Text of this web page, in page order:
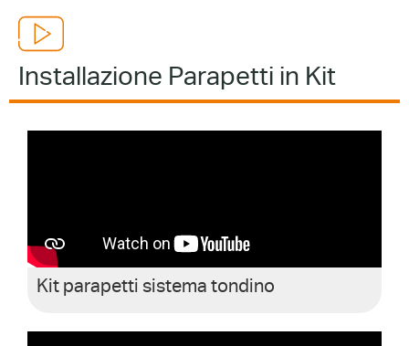
Installazione Parapetti in Kit
Kit parapetti sistema tondino